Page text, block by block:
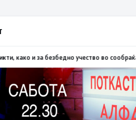
22 лица15:19МВР: Превентивни